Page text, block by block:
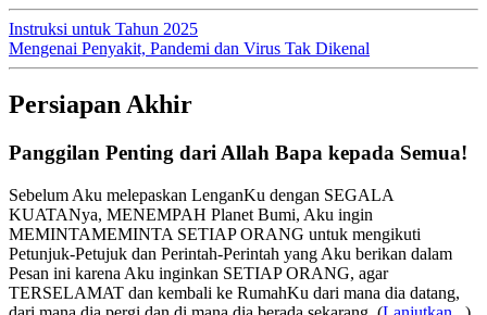
Instruksi untuk Tahun 2025
Mengenai Penyakit, Pandemi dan Virus Tak Dikenal
Persiapan Akhir
Panggilan Penting dari Allah Bapa kepada Semua!
Sebelum Aku melepaskan LenganKu dengan SEGALA
KUATANya, MENEMPAH Planet Bumi, Aku ingin
MEMINTAMEMINTA SETIAP ORANG untuk mengikuti
Petunjuk-Petujuk dan Perintah-Perintah yang Aku berikan dalam
Pesan ini karena Aku inginkan SETIAP ORANG, agar
TERSELAMAT dan kembali ke RumahKu dari mana dia datang,